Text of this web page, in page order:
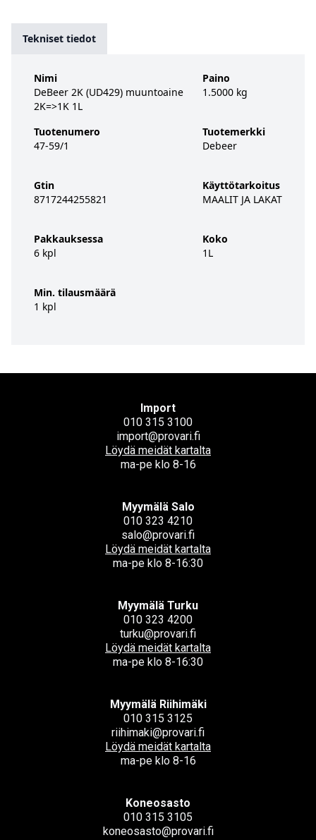
Tekniset tiedot
Nimi
DeBeer 2K (UD429) muuntoaine
2K=>1K 1L
Tuotenumero
47-59/1
Gtin
8717244255821
Pakkauksessa
6 kpl
Min. tilausmäärä
1 kpl
Paino
1.5000 kg
Tuotemerkki
Debeer
Käyttötarkoitus
MAALIT JA LAKAT
Koko
1L
Import
010 315 3100
import@provari.fi
Löydä meidät kartalta
ma-pe klo 8-16
Myymälä Salo
010 323 4210
salo@provari.fi
Löydä meidät kartalta
ma-pe klo 8-16:30
Myymälä Turku
010 323 4200
turku@provari.fi
Löydä meidät kartalta
ma-pe klo 8-16:30
Myymälä Riihimäki
010 315 3125
riihimaki@provari.fi
Löydä meidät kartalta
ma-pe klo 8-16
Koneosasto
010 315 3105
koneosasto@provari.fi